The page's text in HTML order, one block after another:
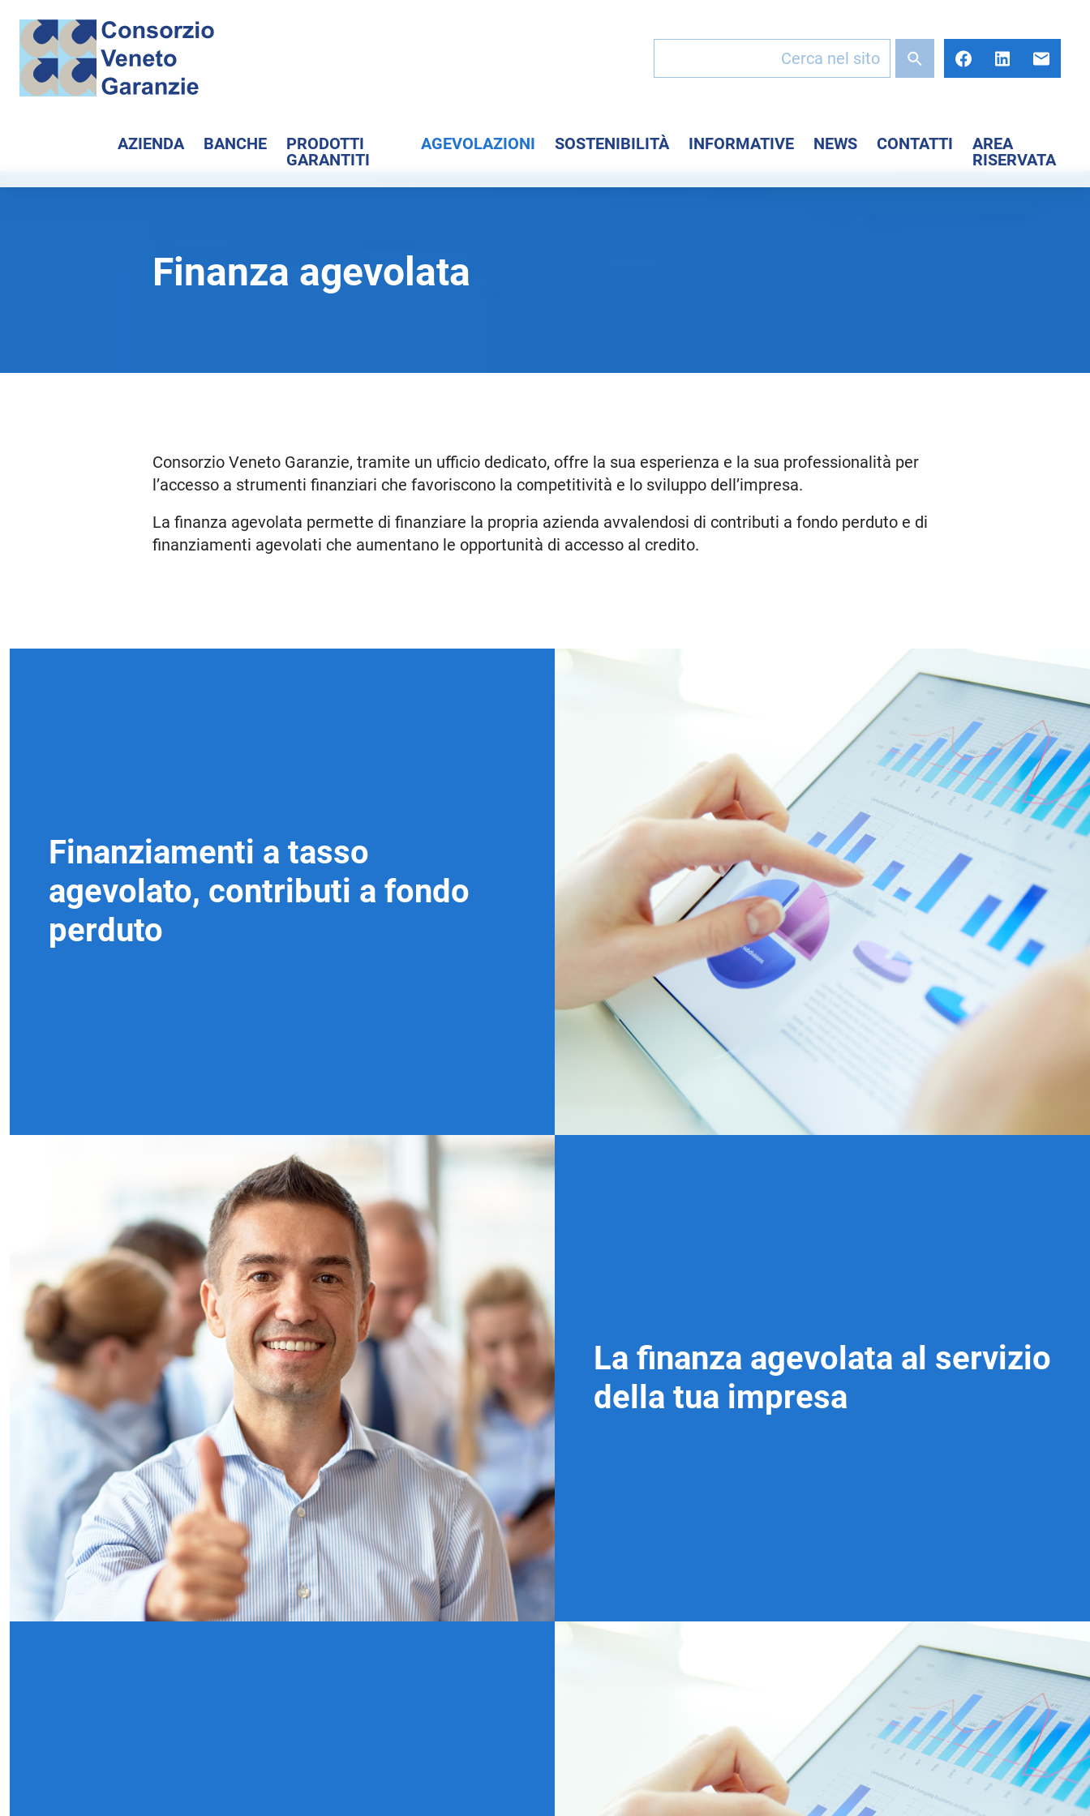
AZIENDA BANCHE
PRODOTTI
GARANTITI
AGEVOLAZIONI SOSTENIBILITÀ INFORMATIVE NEWS CONTATTI
AREA
RISERVATA
Finanza agevolata
Consorzio Veneto Garanzie, tramite un ufficio dedicato, offre la sua esperienza e la sua professionalità per
l’accesso a strumenti finanziari che favoriscono la competitività e lo sviluppo dell’impresa.
La finanza agevolata permette di finanziare la propria azienda avvalendosi di contributi a fondo perduto e di
finanziamenti agevolati che aumentano le opportunità di accesso al credito.
Finanziamenti a tasso
agevolato, contributi a fondo
perduto
La finanza agevolata al servizio
della tua impresa